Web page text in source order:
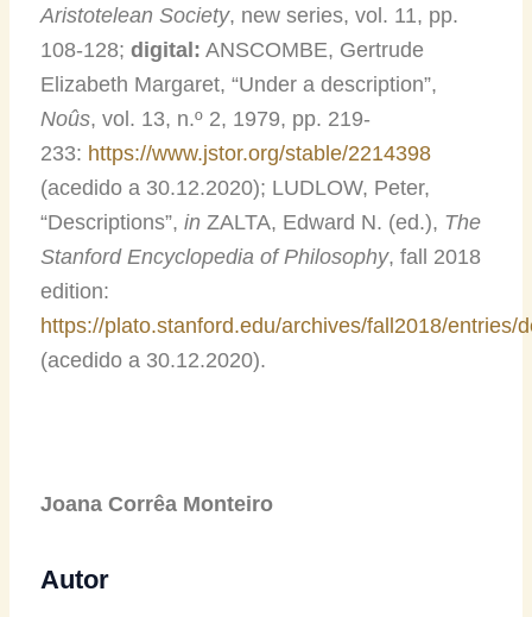
Aristotelean Society, new series, vol. 11, pp.
108-128; digital: ANSCOMBE, Gertrude
Elizabeth Margaret, “Under a description”,
Noûs, vol. 13, n.º 2, 1979, pp. 219-
233: https://www.jstor.org/stable/2214398
(acedido a 30.12.2020); LUDLOW, Peter,
“Descriptions”, in ZALTA, Edward N. (ed.), The
Stanford Encyclopedia of Philosophy, fall 2018
edition:
https://plato.stanford.edu/archives/fall2018/entries/
(acedido a 30.12.2020).
Joana Corrêa Monteiro
Autor